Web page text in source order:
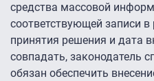
средства массовой
соответствующей записи в
принятия решения и дата
совпадать, законодатель
обязан обеспечить